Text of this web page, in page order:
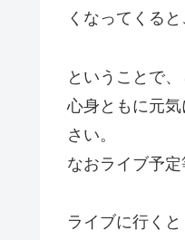
くなってくると
ということで
心身ともに元
さい。
なおライブ予定
ライブに行く